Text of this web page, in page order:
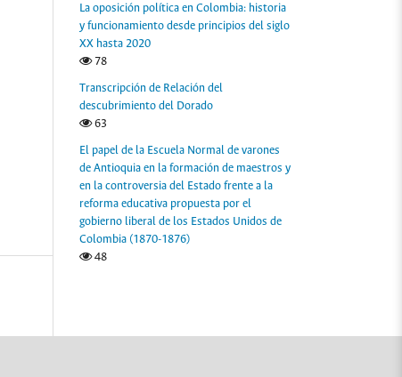
La oposición política en Colombia: historia
y funcionamiento desde principios del siglo
XX hasta 2020
78
Transcripción de Relación del
descubrimiento del Dorado
63
El papel de la Escuela Normal de varones
de Antioquia en la formación de maestros y
en la controversia del Estado frente a la
reforma educativa propuesta por el
gobierno liberal de los Estados Unidos de
Colombia (1870-1876)
48